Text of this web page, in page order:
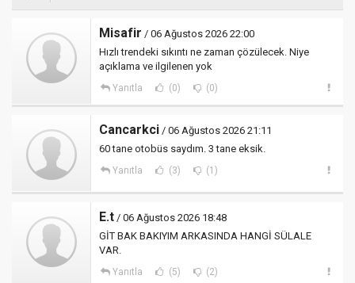
Misafir / 06 Ağustos 2026 22:00
Hızlı trendeki sıkıntı ne zaman çözülecek. Niye
açıklama ve ilgilenen yok
Yanıtla (0) (0)
Cancarkci / 06 Ağustos 2026 21:11
60 tane otobüs saydım. 3 tane eksik.
Yanıtla (3) (1)
E.t / 06 Ağustos 2026 18:48
GİT BAK BAKIYIM ARKASINDA HANGİ SÜLALE
VAR.
Yanıtla (5) (2)